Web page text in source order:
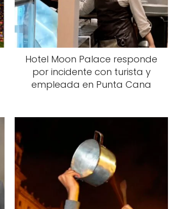
Hotel Moon Palace responde
por incidente con turista y
empleada en Punta Cana